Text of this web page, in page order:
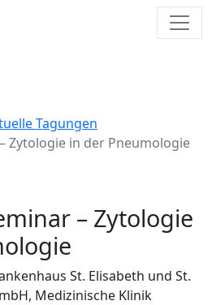
Tagungen
Zytologie in der Pneumologie
– Zytologie
St. Elisabeth und St.
Medizinische Klinik